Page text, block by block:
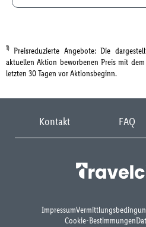
1) Preisreduzierte Angebote: Die
aktuellen Aktion beworbenen Preis mit
letzten 30 Tagen vor Aktionsbeginn.
Kontakt FAQ
Impressum
Cookie-Bestimmungen